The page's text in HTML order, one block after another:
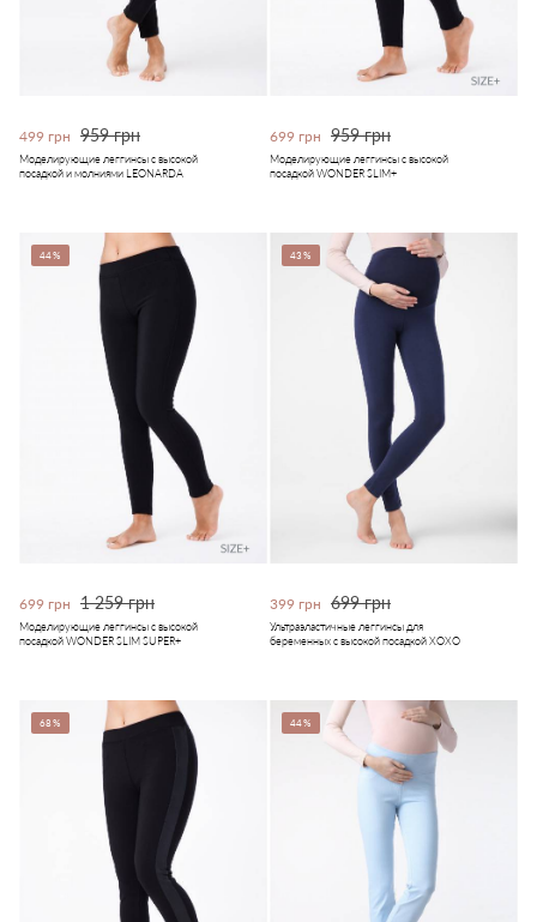
499 грн 959 грн
Моделирующие леггинсы с высокой
посадкой и молниями LEONARDA
699 грн 959 грн
Моделирующие леггинсы с высокой
посадкой WONDER SLIM+
44%
699 грн 1 259 грн
Моделирующие леггинсы с высокой
посадкой WONDER SLIM SUPER+
43%
399 грн 699 грн
Ультраэластичные леггинсы для
беременных с высокой посадкой XOXO
68% 44%